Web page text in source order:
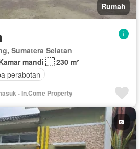
Rumah
Sumatera Selatan
mandi
230 m²
perabotan
- In.Come Property